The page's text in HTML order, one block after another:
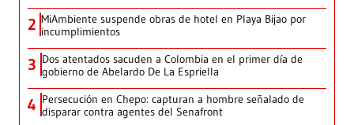
2 MiAmbiente suspende obras de hotel en Playa Bijao por
incumplimientos
3 Dos atentados sacuden a Colombia en el primer día de
gobierno de Abelardo De La Espriella
4 Persecución en Chepo: capturan a hombre señalado de
disparar contra agentes del Senafront